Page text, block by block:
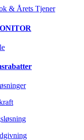
& Årets Tjener